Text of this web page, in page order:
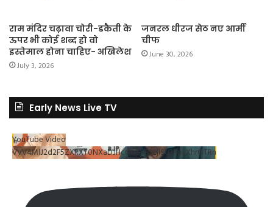
राम मंदिर चढ़ावा चोरी-डकैती के
ऊपर भी कोई शब्द हो वो
इस्तेमाल होना चाहिए- अखिलेश
July 3, 2026
जनरल धीरज सेठ नए आर्मी
चीफ
June 30, 2026
Early News Live TV
YouTube Video
VVV4MlJ2d2F5ZXRXT0NXaDJHc0xrSUR3LjlSU3RpLXhrOTRn